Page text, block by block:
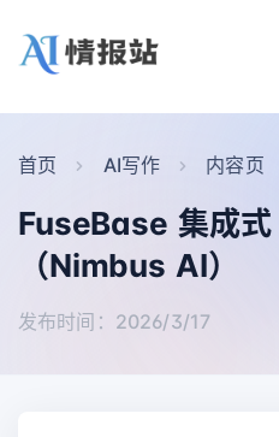
首页 AI写作 内容页
FuseBase 集成
（Nimbus AI）
发布时间：2026/3/17